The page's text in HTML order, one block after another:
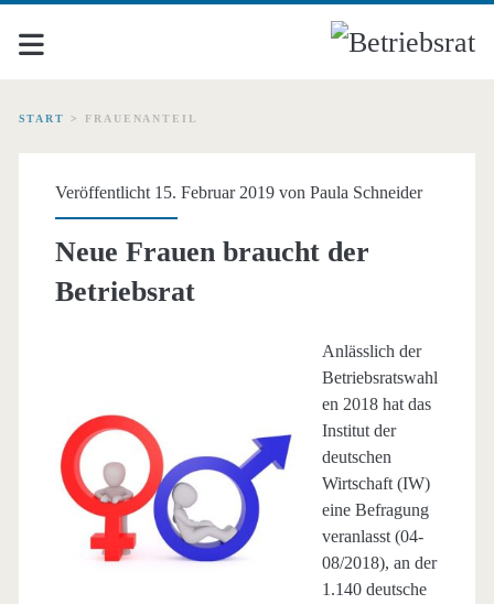
START > FRAUENANTEIL
Schlagwort:
<span>Frauenanteil</
Veröffentlicht 15. Februar 2019 von Paula Schneider
Neue Frauen braucht der
Betriebsrat
Anlässlich der
Betriebsratswahl
en 2018 hat das
Institut der
deutschen
Wirtschaft (IW)
eine Befragung
veranlasst (04-
08/2018), an der
1.140 deutsche